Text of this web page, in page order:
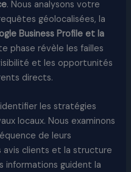
. Nous analysons votre
géolocalisées, la
Business Profile et la
phase révèle les failles
et les opportunités
directs.
les stratégies
locaux. Nous examinons
de leurs
avis clients et la structure
informations guident la